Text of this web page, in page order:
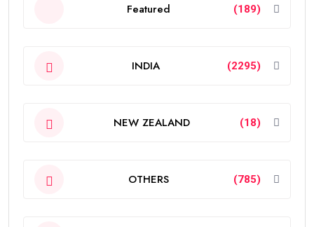
Featured (189)
INDIA (2295)
NEW ZEALAND (18)
OTHERS (785)